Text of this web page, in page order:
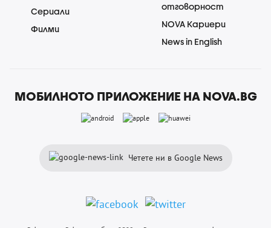
Сериали
Филми
отговорност
NOVA Кариери
News in English
МОБИЛНОТО ПРИЛОЖЕНИЕ НА NOVA.BG
Четете ни в Google News